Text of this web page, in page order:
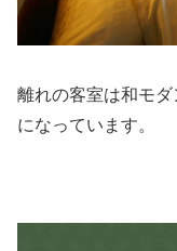
離れの客室は和モ
になっています。